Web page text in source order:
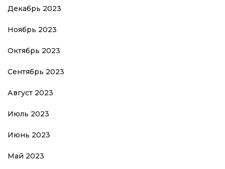
Декабрь 2023
Ноябрь 2023
Октябрь 2023
Сентябрь 2023
Август 2023
Июль 2023
Июнь 2023
Май 2023